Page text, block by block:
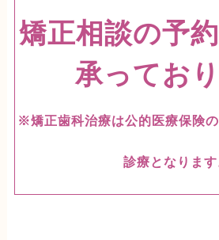
矯正相談の予
承ってお
※矯正歯科治療は公的医療保険
診療となります